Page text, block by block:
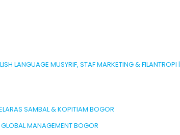
LANGUAGE MUSYRIF, STAF MARKETING & FILANTROPI |
SAMBAL & KOPITIAM BOGOR
MANAGEMENT BOGOR